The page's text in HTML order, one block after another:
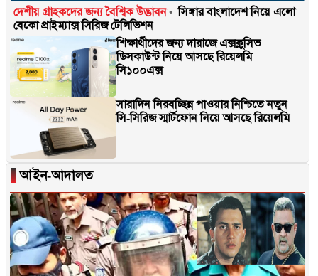
দেশীয় গ্রাহকদের জন্য বৈশ্বিক উদ্ভাবন
সিঙ্গার বাংলাদেশ নিয়ে এলো
বেকো প্রাইম্যাক্স সিরিজ টেলিভিশন
শিক্ষার্থীদের জন্য দারাজে এক্সক্লুসিভ
ডিসকাউন্ট নিয়ে আসছে রিয়েলমি
সি১০০এক্স
সারাদিন নিরবচ্ছিন্ন পাওয়ার নিশ্চিতে নতুন
সি-সিরিজ স্মার্টফোন নিয়ে আসছে রিয়েলমি
▐আইন-আদালত